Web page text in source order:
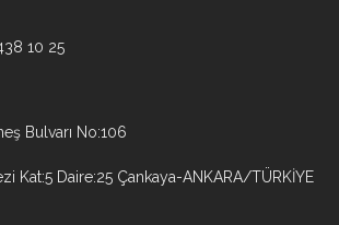
10 25
Bulvarı No:106
Kat:5 Daire:25 Çankaya-ANKARA/TÜRKİYE